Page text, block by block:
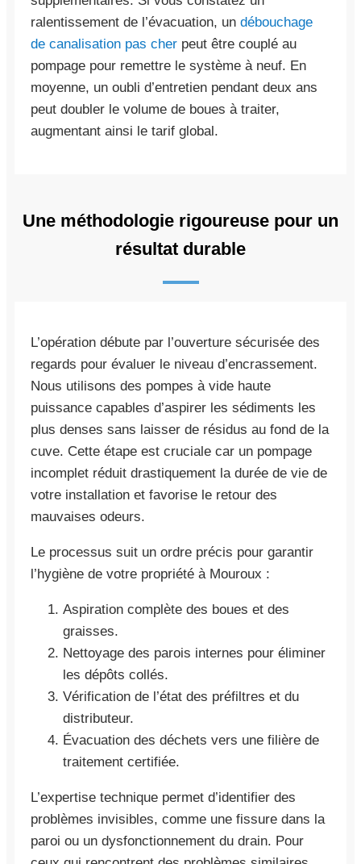
ralentissement de l’évacuation, un débouchage
de canalisation pas cher peut être couplé au
pompage pour remettre le système à neuf. En
moyenne, un oubli d’entretien pendant deux ans
peut doubler le volume de boues à traiter,
augmentant ainsi le tarif global.
Une méthodologie rigoureuse pour un
résultat durable
L’opération débute par l’ouverture sécurisée des
regards pour évaluer le niveau d’encrassement.
Nous utilisons des pompes à vide haute
puissance capables d’aspirer les sédiments les
plus denses sans laisser de résidus au fond de la
cuve. Cette étape est cruciale car un pompage
incomplet réduit drastiquement la durée de vie de
votre installation et favorise le retour des
mauvaises odeurs.
Le processus suit un ordre précis pour garantir
l’hygiène de votre propriété à Mouroux :
Aspiration complète des boues et des
graisses.
Nettoyage des parois internes pour éliminer
les dépôts collés.
Vérification de l’état des préfiltres et du
distributeur.
Évacuation des déchets vers une filière de
traitement certifiée.
L’expertise technique permet d’identifier des
problèmes invisibles, comme une fissure dans la
paroi ou un dysfonctionnement du drain. Pour